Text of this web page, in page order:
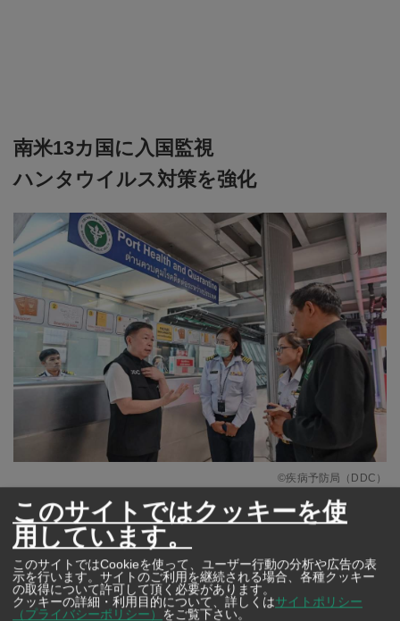
南米13カ国に入国監視
ハンタウイルス対策を強化
©疾病予防局（DDC）
5月12日、タイ保健省疾病予防局（DDC）は、南米13カ
国からの入国者を対象にハンタウイルスの検疫を強化し
た措置について、全国74カ所の国際検問所（空港17カ
所・港湾18カ所・陸路39カ所）での監視体制を格上げし
このサイトではクッキーを使
用しています。
このサイトではCookieを使って、ユーザー行動の分析や広告の表
示を行います。サイトのご利用を継続される場合、各種クッキー
の取得について許可して頂く必要があります。
クッキーの詳細・利用目的について、詳しくはサイトポリシー
（プライバシーポリシー）
をご覧下さい。